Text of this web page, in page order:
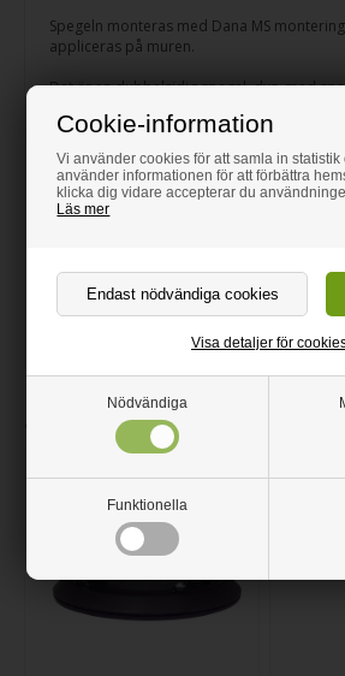
Cookie-information
Vi använder cookies för att samla in statistik
använder informationen för att förbättra
klicka dig vidare accepterar du
Läs mer
Nödvändiga
Funktionella
Visa detaljer för
Spegeln monteras med Dana MS
appliceras på muren.
Det är en dubbelsidig spegel, dvs. med
mitten.
Alla kanter är polerade. Du kan skära i
glasskärare.
Använd Dana MS monteringslim 292 för
Vikt: 10 kg/m2 vid 4mm
Tillhörande produkter